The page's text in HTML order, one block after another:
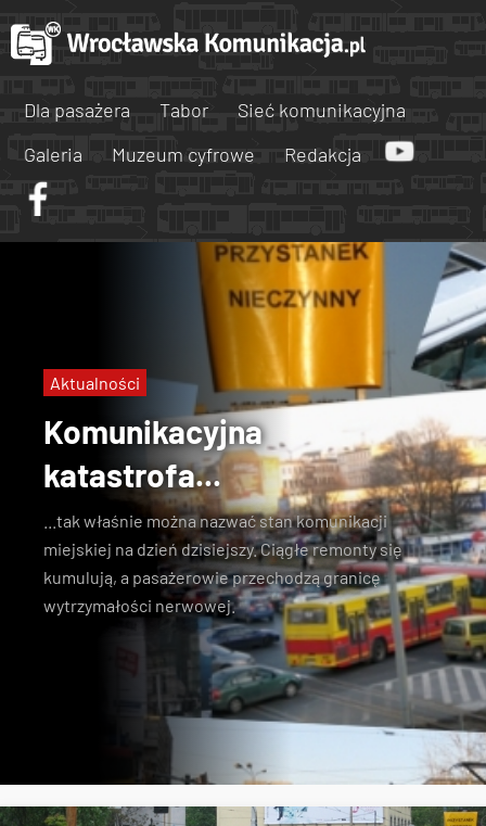
Dla pasażera Tabor
Sieć komunikacyjna
Galeria
Muzeum cyfrowe Redakcja
Komunikacyjna
katastrofa...
...tak właśnie można nazwać stan komunikacji
miejskiej na dzień dzisiejszy. Ciągłe remonty się
kumulują, a pasażerowie przechodzą granicę
wytrzymałości nerwowej.
Aktualności